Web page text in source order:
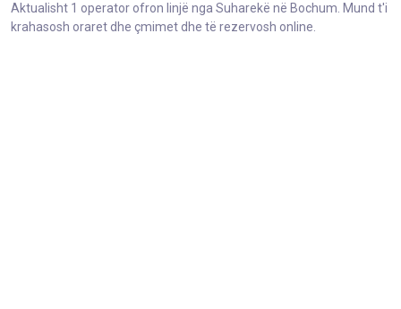
Aktualisht 1 operator ofron linjë nga Suharekë në Bochum. Mund t'i
krahasosh oraret dhe çmimet dhe të rezervosh online.